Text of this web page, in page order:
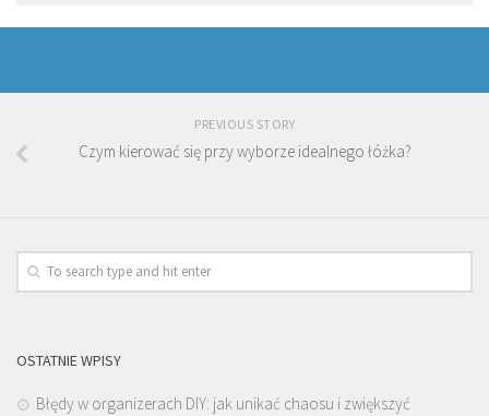
PREVIOUS STORY
Czym kierować się przy wyborze idealnego łóżka?
OSTATNIE WPISY
Błędy w organizerach DIY: jak unikać chaosu i zwiększyć